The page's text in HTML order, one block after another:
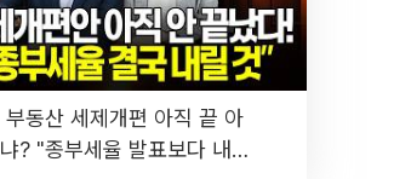
부동산 세제개편 아직 끝 아
냐? "종부세율 발표보다 내릴